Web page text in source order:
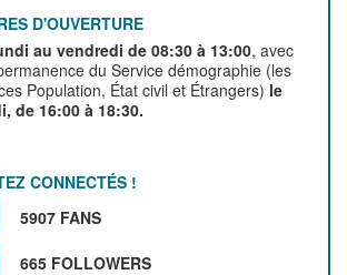
D'OUVERTURE
au vendredi de 08:30 à 13:00, avec
du Service démographie (les
Population, État civil et Étrangers) le
de 16:00 à 18:30.
CONNECTÉS !
5907 FANS
665 FOLLOWERS